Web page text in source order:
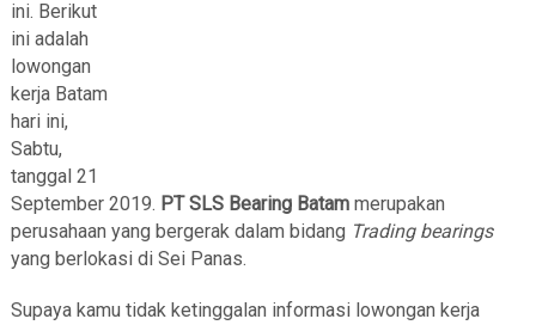
ini. Berikut
ini adalah
lowongan
kerja Batam
hari ini,
Sabtu,
tanggal 21
September 2019. PT SLS Bearing Batammerupakan
perusahaan yang bergerak dalam bidang Trading bearings
yang berlokasi di Sei Panas.
Supaya kamu tidak ketinggalan informasi lowongan kerja